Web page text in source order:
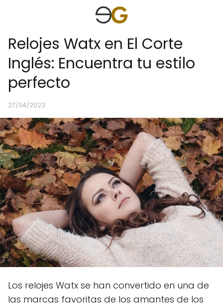
Relojes Watx en El Corte
Inglés: Encuentra tu estilo
perfecto
27/04/2023
Los relojes Watx se han convertido en una de
las marcas favoritas de los amantes de los